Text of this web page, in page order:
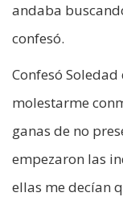
andaba
confesó.
Confesó
molestarme
ganas de no
empezaron las
ellas me decían